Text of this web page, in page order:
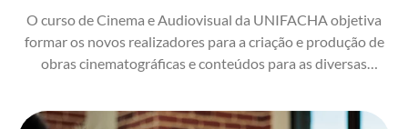
O curso de Cinema e Audiovisual da UNIFACHA objetiva
formar os novos realizadores para a criação e produção de
obras cinematográficas e conteúdos para as diversas
ficcionais e não-ficcionais, com domínio estético e técnico